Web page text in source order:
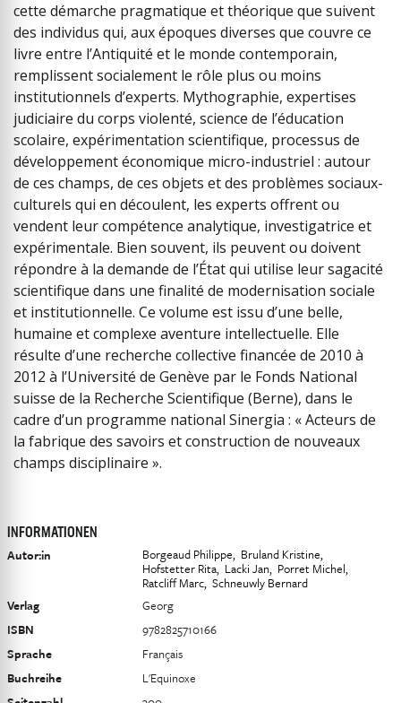
cette démarche pragmatique et théorique que suivent
des individus qui, aux époques diverses que couvre ce
livre entre l’Antiquité et le monde contemporain,
remplissent socialement le rôle plus ou moins
institutionnels d’experts. Mythographie, expertises
judiciaire du corps violenté, science de l’éducation
scolaire, expérimentation scientifique, processus de
développement économique micro-industriel : autour
de ces champs, de ces objets et des problèmes sociaux-
culturels qui en découlent, les experts offrent ou
vendent leur compétence analytique, investigatrice et
expérimentale. Bien souvent, ils peuvent ou doivent
répondre à la demande de l’État qui utilise leur sagacité
scientifique dans une finalité de modernisation sociale
et institutionnelle. Ce volume est issu d’une belle,
humaine et complexe aventure intellectuelle. Elle
résulte d’une recherche collective financée de 2010 à
2012 à l’Université de Genève par le Fonds National
suisse de la Recherche Scientifique (Berne), dans le
cadre d’un programme national Sinergia : « Acteurs de
la fabrique des savoirs et construction de nouveaux
champs disciplinaire ».
INFORMATIONEN
Autor:in Borgeaud Philippe Bruland Kristine
Hofstetter Rita Lacki Jan Porret Michel
Ratcliff Marc Schneuwly Bernard
Verlag
Georg
ISBN
9782825710166
Sprache
Français
Buchreihe
L'Equinoxe